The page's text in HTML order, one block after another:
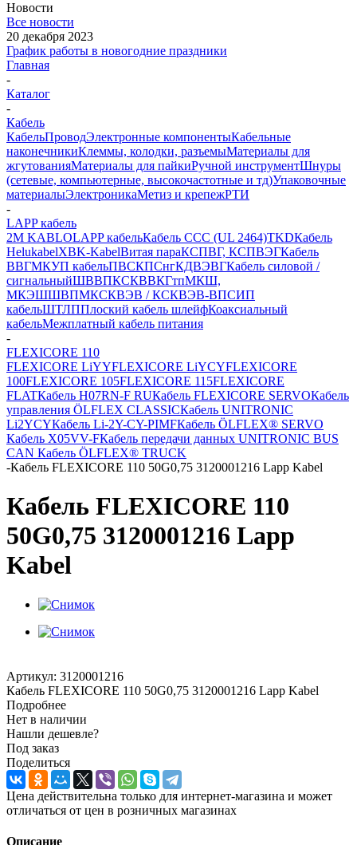
Новости
Все новости
20 декабря 2023
График работы в новогодние праздники
Главная
-
Каталог
-
Кабель
КабельПроводЭлектронные компонентыКабельные
наконечникиКлеммы, колодки, разъемыМатериалы для
жгутованияМатериалы для пайкиРучной инструментШнуры
(сетевые, компьютерные, высокочастотные и тд)Упаковочные
материалыЭлектроникаМетиз и крепежРТИ
-
LAPP кабель
2M KABLOLAPP кабельКабель CCC (UL 2464)TKDКабель
HelukabelXBK-KabelВитая параКСПВГ, КСПВЭГКабель
ВВГМКУП кабельПВСКПСнгКДВЭВГКабель силовой /
сигнальныйШВВПКСКВВКГтпМКШ,
МКЭШШВПМКСКВЭВ / КСКВЭВ-ВПСИП
кабельШТЛППлоский кабель шлейфКоаксиальный
кабельМежплатный кабель питания
-
FLEXICORE 110
FLEXICORE LiYYFLEXICORE LiYCYFLEXICORE
100FLEXICORE 105FLEXICORE 115FLEXICORE
FLATКабель H07RN-F RUКабель FLEXICORE SERVOКабель
управления ÖLFLEX CLASSICКабель UNITRONIC
Li2YCYКабель Li-2Y-CY-PIMFКабель ÖLFLEX® SERVO
Кабель X05VV-FКабель передачи данных UNITRONIC BUS
CAN Кабель ÖLFLEX® TRUCK
-Кабель FLEXICORE 110 50G0,75 3120001216 Lapp Kabel
Кабель FLEXICORE 110
50G0,75 3120001216 Lapp
Kabel
Артикул: 3120001216
Кабель FLEXICORE 110 50G0,75 3120001216 Lapp Kabel
Подробнее
Нет в наличии
Нашли дешевле?
Под заказ
Поделиться
Цена действительна только для интернет-магазина и может
отличаться от цен в розничных магазинах
Описание